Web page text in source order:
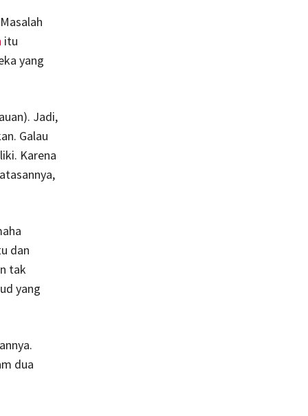
itu
yang
Jadi,
Galau
Karena
dan
tak
yang
dua